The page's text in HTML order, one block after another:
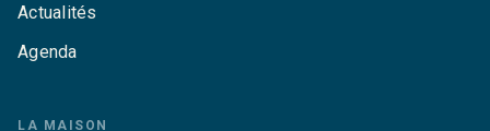
Actualités
Agenda
LA MAISON